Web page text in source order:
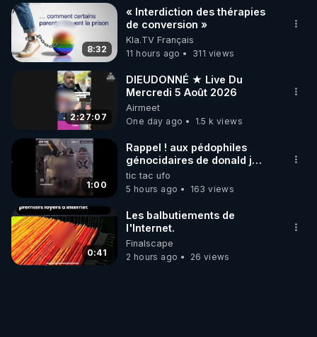
8:32
« Interdiction des thérapies
de conversion »
Kla.TV Français
11 hours ago
311 views
2:27:07
DIEUDONNÉ ★ Live Du
Mercredi 5 Août 2026
Airmeet
One day ago
1.5 k views
1:00
Rappel ! aux pédophiles
génocidaires de donald j
trump et ses supporters
trumpistes 424et 666.
tic tac ufo
5 hours ago
163 views
0:41
Les balbutiements de
l'Internet.
Finalscape
2 hours ago
26 views